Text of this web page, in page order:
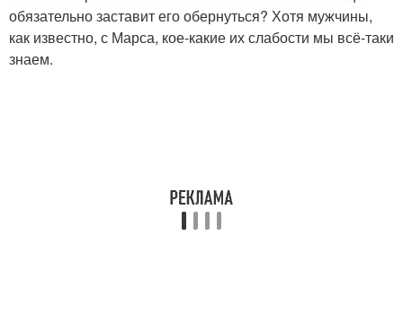
обязательно заставит его обернуться? Хотя мужчины,
как известно, с Марса, кое-какие их слабости мы всё-таки
знаем.